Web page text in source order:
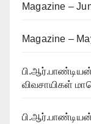
Magazine –
Magazine –
விவசாயிகள்